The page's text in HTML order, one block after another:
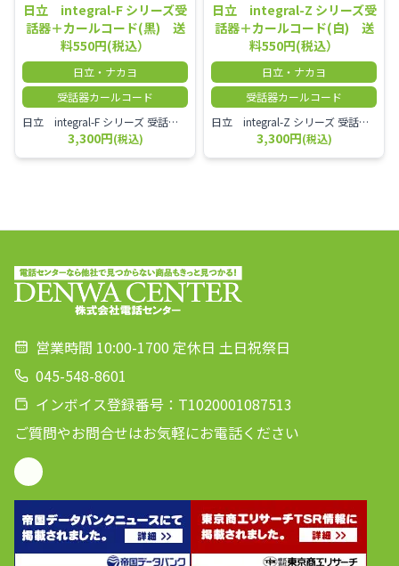
日立 integral-F シリーズ受
話器＋カールコード(黒) 送
料550円(税込）
日立・ナカヨ
受話器カールコード
日立 integral-F シリーズ 受話器＋カールコード セット（白）／本商品は中古品となります。 写真では分かりにくいキズ・汚れなどの使用感があります。 経年変化で日焼けの色味が強くなる場合がございます。 予めご理解・ご了承頂きますようお願いいたします。
3,300円(税込)
日立 integral-Z シリーズ受
話器＋カールコード(白) 送
料550円(税込）
日立・ナカヨ
受話器カールコード
日立 integral-Z シリーズ 受話器＋カールコード セット（白）／本商品は中古品となります。 写真では分かりにくいキズ・汚れなどの使用感があります。 経年変化で日焼けの色味が強くなる場合がございます。 予めご理解・ご了承頂きますようお願いいたします。
3,300円(税込)
営業時間 10:00-1700 定休日 土日祝祭日
045-548-8601
インボイス登録番号：T1020001087513
ご質問やお問合せはお気軽にお電話ください